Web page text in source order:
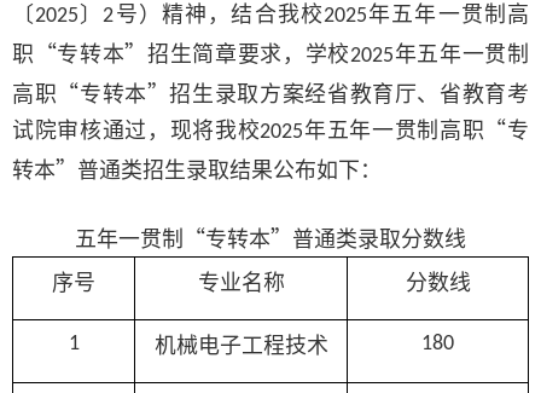
〔2025〕 2号）精神，结合我校2025年五年一贯制高
职“专转本”招生简章要求，学校2025年五年一贯制
高职“专转本”招生录取方案经省教育厅、省教育考
试院审核通过，现将我校2025年五年一贯制高职“专
转本”普通类招生录取结果公布如下：
五年一贯制“专转本”普通类录取分数线
序号
专业名称 分数线
1 机械电子工程技术 180